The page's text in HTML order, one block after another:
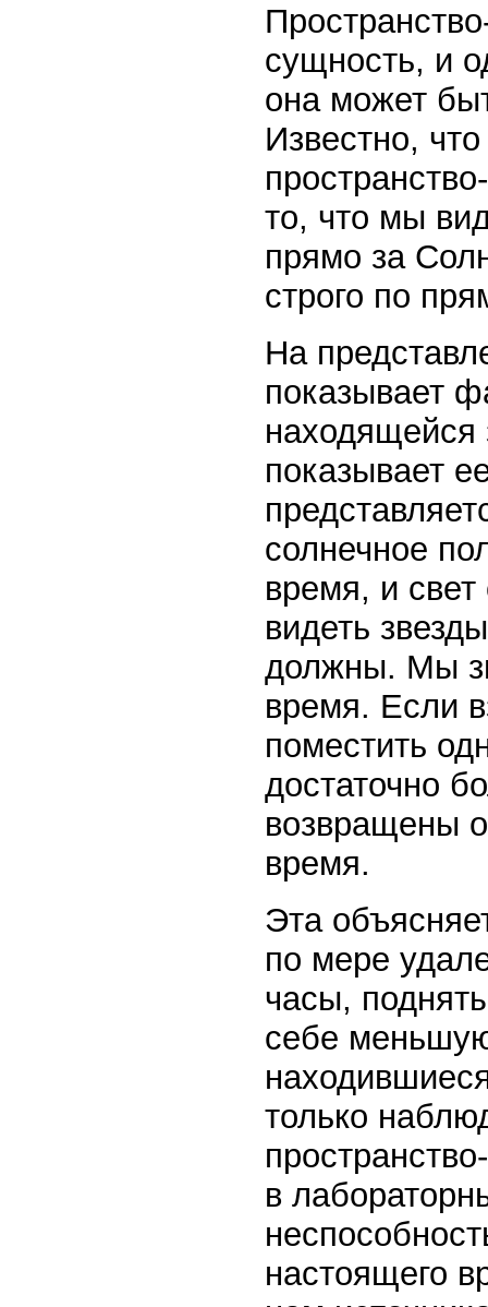
сущность, и
она может
Известно,
то, что мы
прямо за
строго по
На
показывает
находящейся
показывает
солнечное
время, и свет
видеть
должны. Мы
время. Если
поместить
достаточно
возвращены
время.
Эта
по мере
часы,
себе
только
в
настоящего